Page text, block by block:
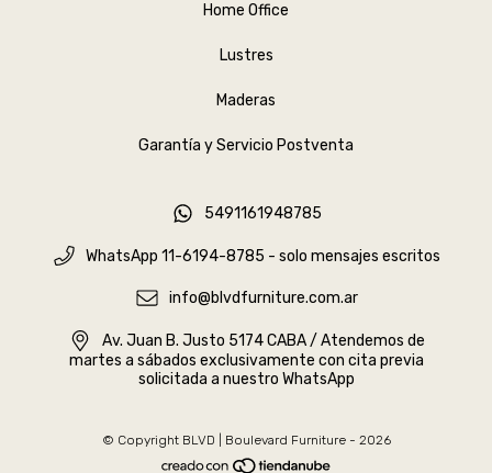
Home Office
Lustres
Maderas
Garantía y Servicio Postventa
5491161948785
WhatsApp 11-6194-8785 - solo mensajes escritos
info@blvdfurniture.com.ar
Av. Juan B. Justo 5174 CABA / Atendemos de
martes a sábados exclusivamente con cita previa
solicitada a nuestro WhatsApp
© Copyright BLVD | Boulevard Furniture - 2026